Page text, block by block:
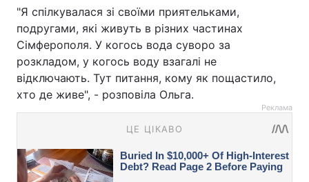
"Я спілкувалася зі своїми приятельками,
подругами, які живуть в різних частинах
Сімферополя. У когось вода суворо за
розкладом, у когось воду взагалі не
відключають. Тут питання, кому як пощастило,
хто де живе", - розповіла Ольга.
Реклама